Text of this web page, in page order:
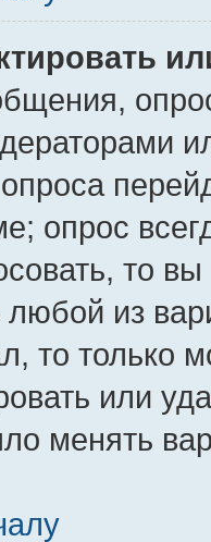
опрос
то
любой из
то только
или
менять